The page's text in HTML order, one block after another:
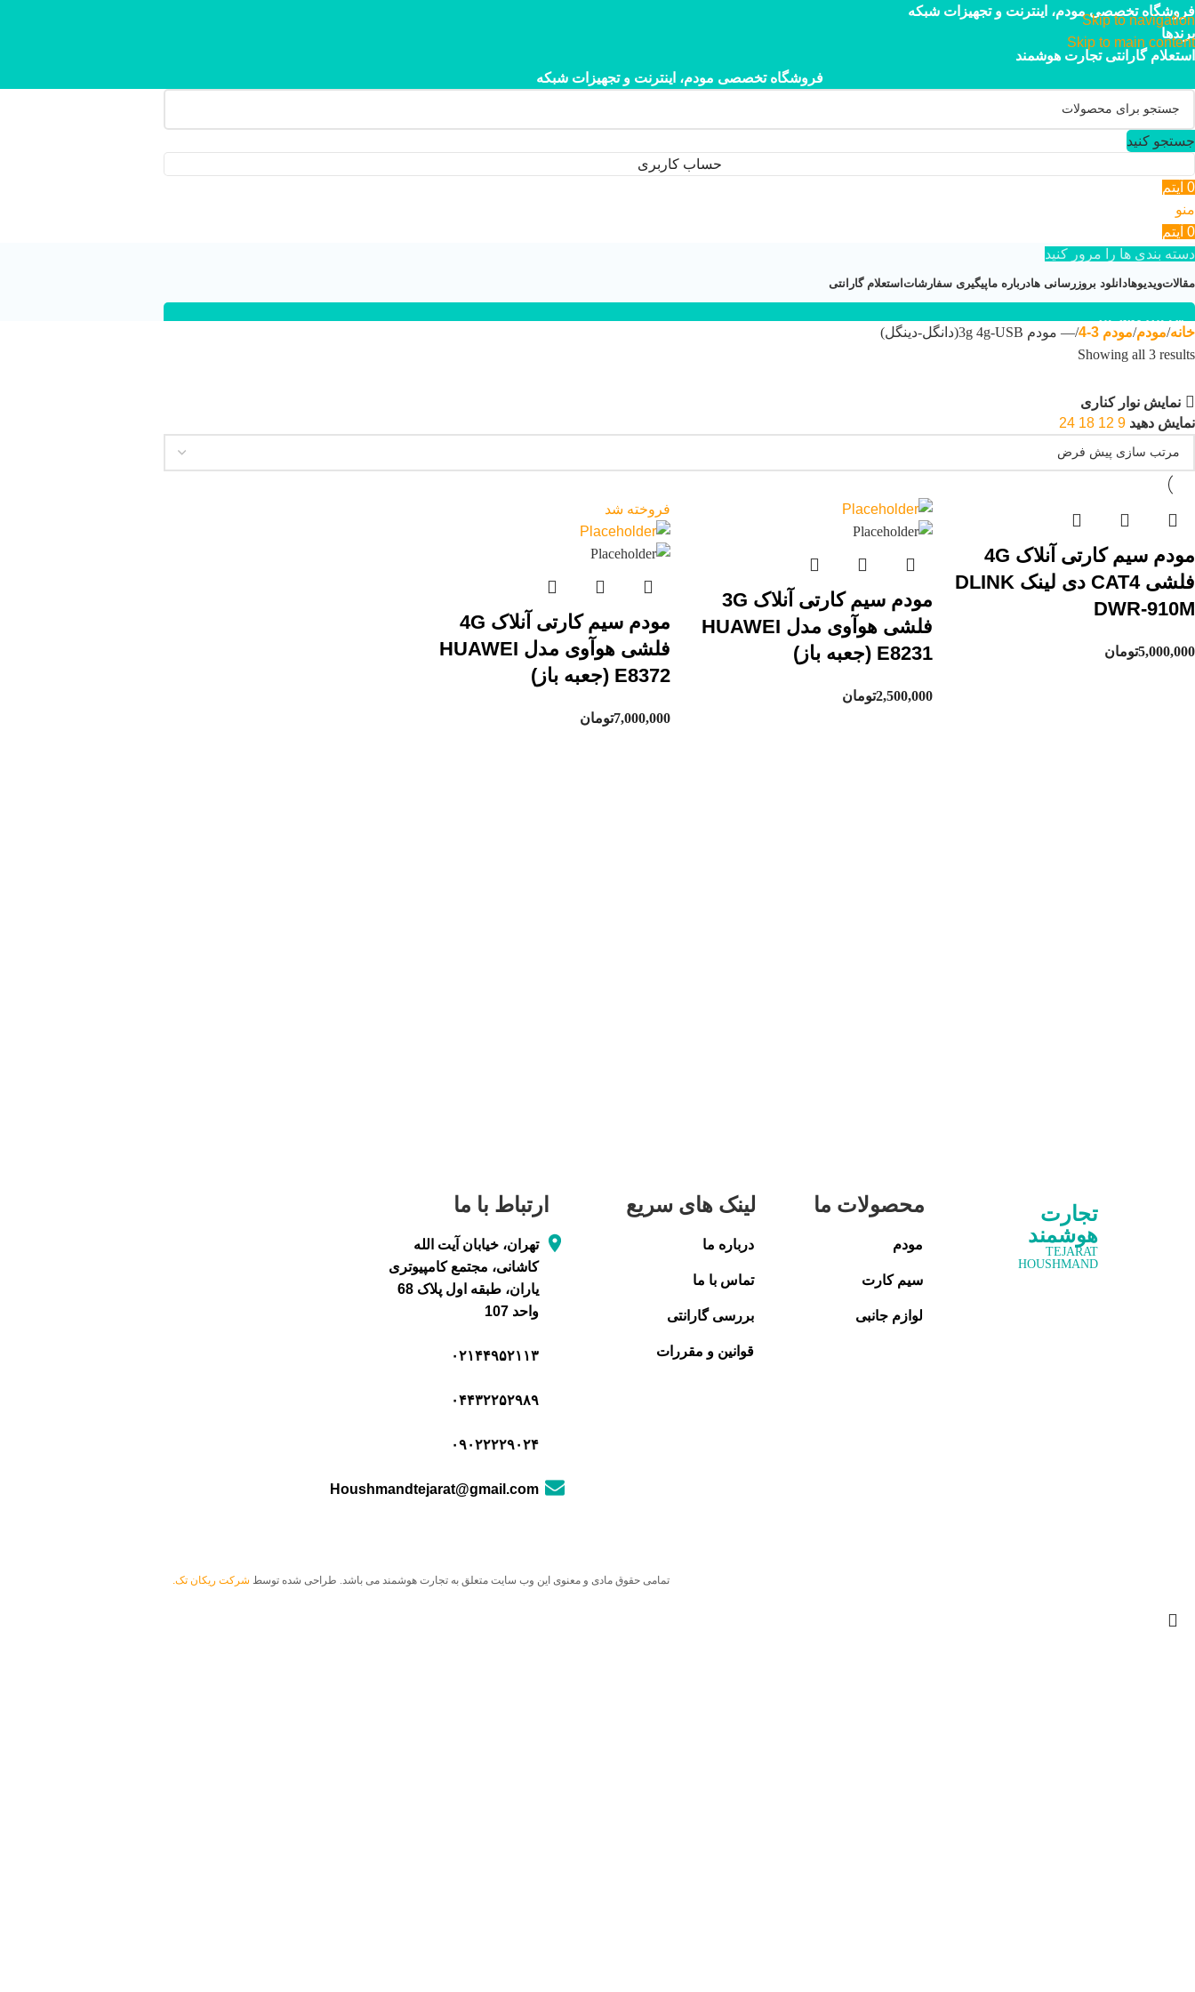
Skip to navigation
Skip to main content
فروشگاه تخصصی مودم، اینترنت و تجهیزات شبکه
برندها
استعلام گارانتی تجارت هوشمند
فروشگاه تخصصی مودم، اینترنت و تجهیزات شبکه
جستجو کنید
حساب کاربری
0 آیتم
منو
0 آیتم
دسته بندی ها را مرور کنید
مقالاتویدیوهادانلود بروزرسانی هادرباره ماپیگیری سفارشات استعلام گارانتی
۰۲۱-۴۴۹۵۲۱۱۳خانه مودم مودم 3-4
— مودم 3g 4g-USB(دانگل-دینگل)
Showing all 3 results
نمایش نوار کناری
نمایش دهید 9
12
18
24
مودم سیم کارتی آنلاک 4G
فلشی CAT4 دی لینک DLINK
DWR-910M
5,000,000تومان
مودم سیم کارتی آنلاک 3G
فلشی هوآوی مدل HUAWEI
E8231 (جعبه باز)
2,500,000تومان
فروخته شد
مودم سیم کارتی آنلاک 4G
فلشی هوآوی مدل HUAWEI
E8372 (جعبه باز)
7,000,000تومان
تجارت
هوشمند
TEJARAT
HOUSHMAND
محصولات ما
مودم
سیم کارت
لوازم جانبی
لینک های سریع
درباره ما
تماس با ما
بررسی گارانتی
قوانین و مقررات
ارتباط با ما
تهران، خیابان آیت الله
کاشانی، مجتمع کامپیوتری
یاران، طبقه اول پلاک 68
واحد 107
۰۲۱۴۴۹۵۲۱۱۳
۰۴۴۳۲۲۵۲۹۸۹
۰۹۰۲۲۲۲۹۰۲۴
Houshmandtejarat@gmail.com
تمامی حقوق مادی و معنوی این وب سایت متعلق به تجارت هوشمند می باشد. طراحی شده توسط شرکت ریکان تک.